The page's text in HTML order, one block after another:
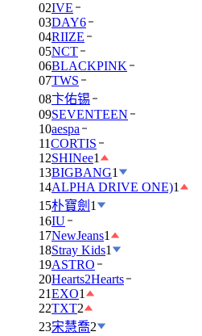
02IVE
03DAY6
04RIIZE
05NCT
06BLACKPINK
07TWS
08卞佑锡
09SEVENTEEN
10aespa
11CORTIS
12SHINee1
13BIGBANG1
14ALPHA DRIVE ONE)1
15朴寶劍 1
16IU
17NewJeans1
18Stray Kids1
19ASTRO
20Hearts2Hearts
21EXO1
22TXT2
23宋慧喬2